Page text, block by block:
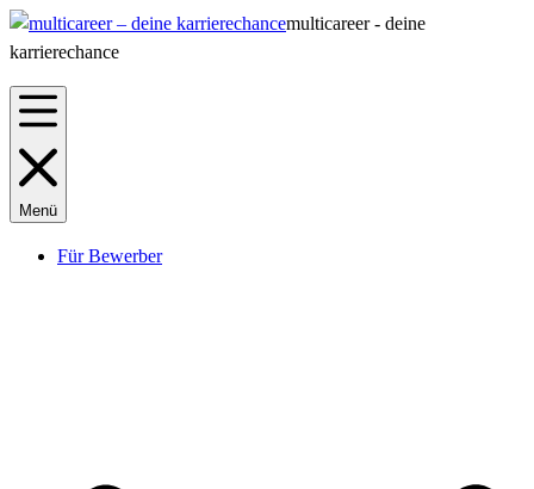
multicareer - deine
karrierechance
Menü
Für Bewerber